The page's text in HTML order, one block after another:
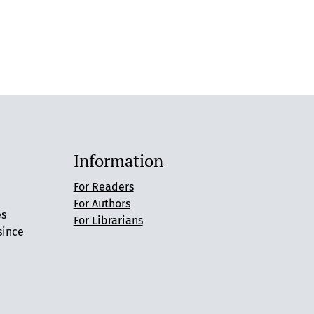
Information
For Readers
For Authors
For Librarians